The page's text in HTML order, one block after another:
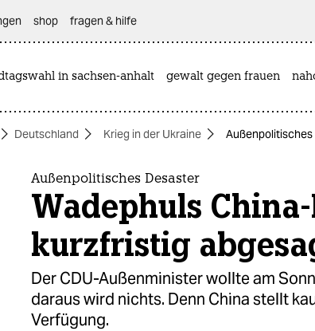
shop fragen & hilfe
in sachsen-anhalt gewalt gegen frauen
Deutschland Krieg in der Ukraine
Außenpolitisches Desaster
Wadephuls
kurzfristig
Der CDU-Außenminister wollte am
daraus wird nichts. Denn China stellt
Verfügung.